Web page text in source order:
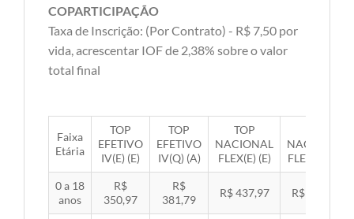
COPARTICIPAÇÃO
Taxa de Inscrição: (Por Contrato) - R$ 7,50 por
vida, acrescentar IOF de 2,38% sobre o valor
total final
Faixa
Etária
TOP
EFETIVO
IV(E) (E)
TOP
EFETIVO
IV(Q) (A)
TOP
NACIONAL
FLEX(E) (E)
NACIONAL
FLEX(Q) (A)
0 a 18
anos
R$
350,97
R$
381,79
R$ 437,97 R$ 451,33